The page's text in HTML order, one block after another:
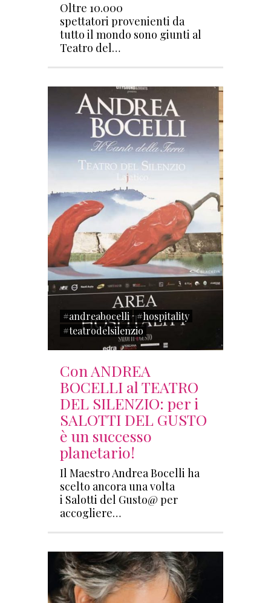
Oltre 10.000
spettatori provenienti da
tutto il mondo sono giunti al
Teatro del…
#andreabocelli #hospitality
#teatrodelsilenzio
Con ANDREA
BOCELLI al TEATRO
DEL SILENZIO: per i
SALOTTI DEL GUSTO
è un successo
planetario!
Il Maestro Andrea Bocelli ha
scelto ancora una volta
i Salotti del Gusto@ per
accogliere…